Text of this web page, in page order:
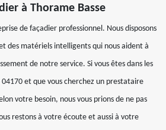
à Thorame Basse
de façadier professionnel. Nous disposons
des matériels intelligents qui nous aident à
de notre service. Si vous êtes dans les
04170 et que vous cherchez un prestataire
votre besoin, nous vous prions de ne pas
restons à votre écoute et aussi à votre